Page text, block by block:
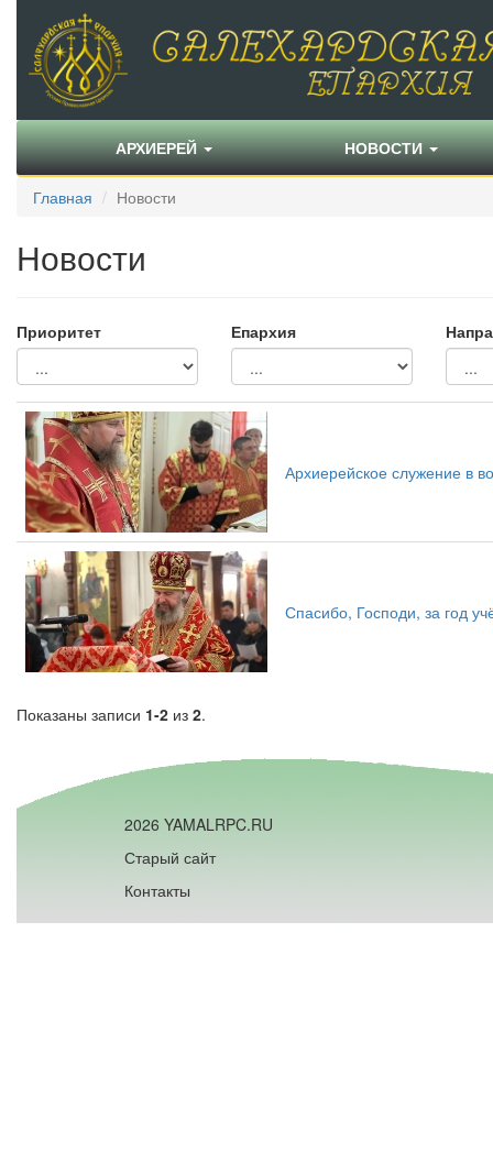
АРХИЕРЕЙ НОВОСТИ
Главная Новости
Новости
Приоритет Епархия
Архиерейское служение в
Спасибо, Господи, за год
Показаны записи 1-2 из 2.
2026 YAMALRPC.RU
Старый сайт
Контакты